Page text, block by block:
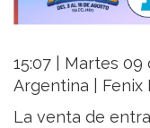
15:07 | Martes 09
Argentina |
La venta de